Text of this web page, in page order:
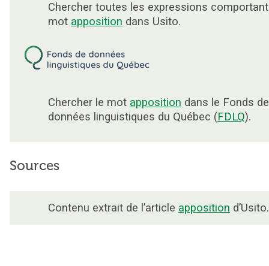
Chercher toutes les expressions
mot apposition dans Usito.
Chercher le mot apposition dans le Fonds de
données linguistiques du Québec (FDLQ).
Sources
Contenu extrait de l’article apposition d’Usito.